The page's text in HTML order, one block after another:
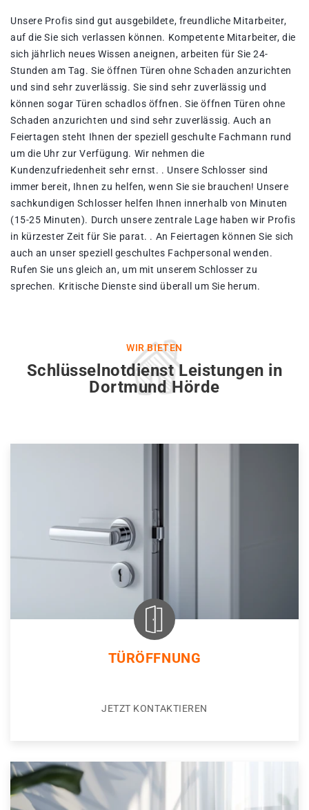
Unsere Profis sind gut ausgebildete, freundliche Mitarbeiter,
auf die Sie sich verlassen können. Kompetente Mitarbeiter, die
sich jährlich neues Wissen aneignen, arbeiten für Sie 24-
Stunden am Tag. Sie öffnen Türen ohne Schaden anzurichten
und sind sehr zuverlässig. Sie sind sehr zuverlässig und
können sogar Türen schadlos öffnen. Sie öffnen Türen ohne
Schaden anzurichten und sind sehr zuverlässig. Auch an
Feiertagen steht Ihnen der speziell geschulte Fachmann rund
um die Uhr zur Verfügung. Wir nehmen die
Kundenzufriedenheit sehr ernst. . Unsere Schlosser sind
immer bereit, Ihnen zu helfen, wenn Sie sie brauchen! Unsere
sachkundigen Schlosser helfen Ihnen innerhalb von Minuten
(15-25 Minuten). Durch unsere zentrale Lage haben wir Profis
in kürzester Zeit für Sie parat. . An Feiertagen können Sie sich
auch an unser speziell geschultes Fachpersonal wenden.
Rufen Sie uns gleich an, um mit unserem Schlosser zu
sprechen. Kritische Dienste sind überall um Sie herum.
WIR BIETEN
Schlüsselnotdienst Leistungen in
Dortmund Hörde
TÜRÖFFNUNG
JETZT KONTAKTIEREN